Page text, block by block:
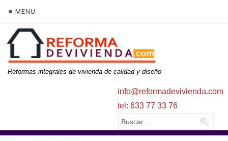
≡ MENU
Reformas integrales de vivienda de calidad y diseño
info@reformadevivienda.com
tel: 633 77 33 76